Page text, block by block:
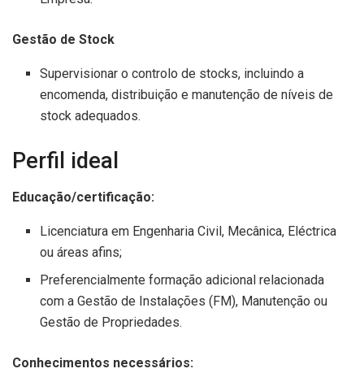
Gestão de Stock
Supervisionar o controlo de stocks, incluindo a
encomenda, distribuição e manutenção de níveis de
stock adequados.
Perfil ideal
Educação/certificação:
Licenciatura em Engenharia Civil, Mecânica, Eléctrica
ou áreas afins;
Preferencialmente formação adicional relacionada
com a Gestão de Instalações (FM), Manutenção ou
Gestão de Propriedades.
Conhecimentos necessários: